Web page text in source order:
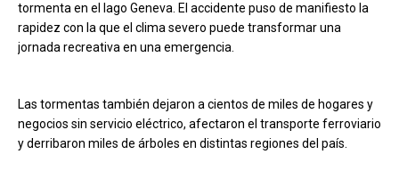
tormenta en el lago Geneva. El accidente puso de manifiesto la
rapidez con la que el clima severo puede transformar una
jornada recreativa en una emergencia.
Las tormentas también dejaron a cientos de miles de hogares y
negocios sin servicio eléctrico, afectaron el transporte ferroviario
y derribaron miles de árboles en distintas regiones del país.